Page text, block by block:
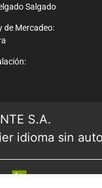
Salgado
de Mercadeo:
S.A.
idioma sin